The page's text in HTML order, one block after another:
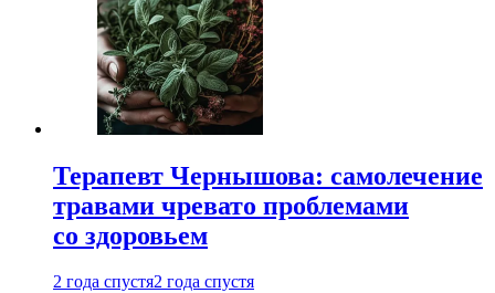
Терапевт Чернышова: самолечение
травами чревато проблемами
со здоровьем
2 года спустя2 года спустя